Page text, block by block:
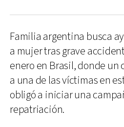
Familia argentina busca
a mujer tras grave
enero en Brasil, donde
a una de las víctimas en
obligó a iniciar una
repatriación.